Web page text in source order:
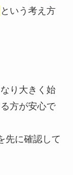
という考え方
り大きく始
方が安心で
先に確認して